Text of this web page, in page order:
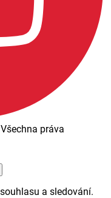
práva
a sledování.